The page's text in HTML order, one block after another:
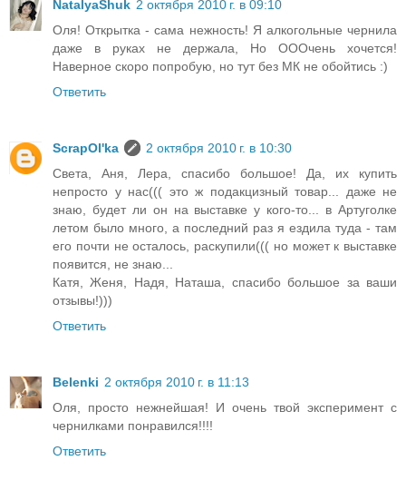
NatalyaShuk 2 октября 2010 г. в 09:10
Оля! Открытка - сама нежность! Я алкогольные чернила
даже в руках не держала, Но ОООчень хочется!
Наверное скоро попробую, но тут без МК не обойтись :)
Ответить
ScrapOl'ka
2 октября 2010 г. в 10:30
Света, Аня, Лера, спасибо большое! Да, их купить
непросто у нас((( это ж подакцизный товар... даже не
знаю, будет ли он на выставке у кого-то... в Артуголке
летом было много, а последний раз я ездила туда - там
его почти не осталось, раскупили((( но может к выставке
появится, не знаю...
Катя, Женя, Надя, Наташа, спасибо большое за ваши
отзывы!)))
Ответить
Belenki 2 октября 2010 г. в 11:13
Оля, просто нежнейшая! И очень твой эксперимент с
чернилками понравился!!!!
Ответить